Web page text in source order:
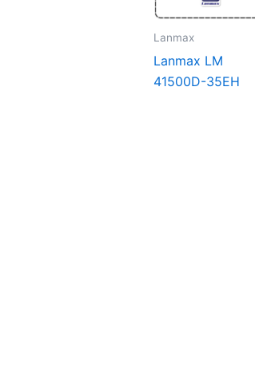
Lanmax
Lanmax LM
41500D-35EH